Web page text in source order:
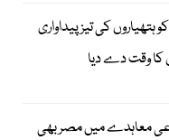
کی تیز پیداواری
معاہدے میں مصر بھی